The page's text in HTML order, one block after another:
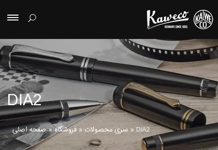
DIA2
صفحه اصلی » فروشگاه » سری محصولات » DIA2